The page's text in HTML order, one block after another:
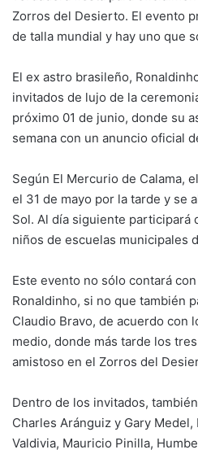
Zorros del Desierto. El evento
de talla mundial y hay uno que
El ex astro brasileño,
invitados de lujo de la
próximo 01 de junio, donde su
semana con un anuncio oficial
Según El Mercurio de Calama,
el 31 de mayo por la tarde y se
Sol. Al día siguiente participará
niños de escuelas municipales
Este evento no sólo contará
Ronaldinho, si no que también
Claudio Bravo, de acuerdo con
medio, donde más tarde los
amistoso en el Zorros del
Dentro de los invitados,
Charles Aránguiz y Gary
Valdivia, Mauricio Pinilla,